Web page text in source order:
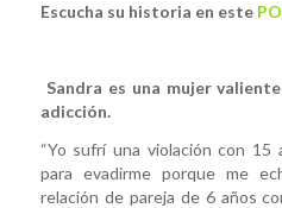
Escucha su historia en este
Sandra es una mujer
adicción.
“Yo sufrí una violación con 15
para evadirme porque me
relación de pareja de 6 años